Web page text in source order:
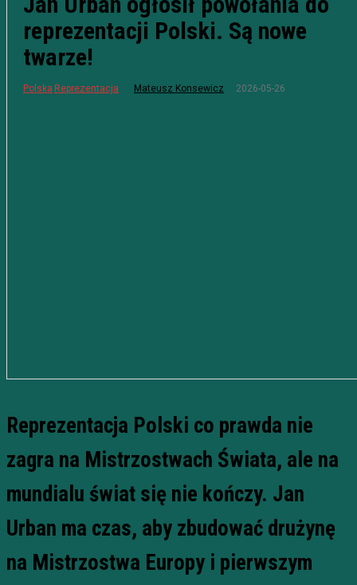
reprezentacji Polski. Są nowe
twarze!
Polska Reprezentacja Mateusz Konsewicz 2026-05-26
Reprezentacja Polski co prawda nie
zagra na Mistrzostwach Świata, ale na
mundialu świat się nie kończy. Jan
Urban ma czas, aby zbudować drużynę
na Mistrzostwa Europy i pierwszym